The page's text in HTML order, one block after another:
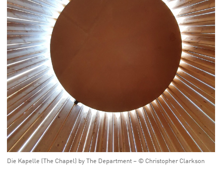
Die Kapelle (The Chapel) by The Department – © Christopher Clarkson